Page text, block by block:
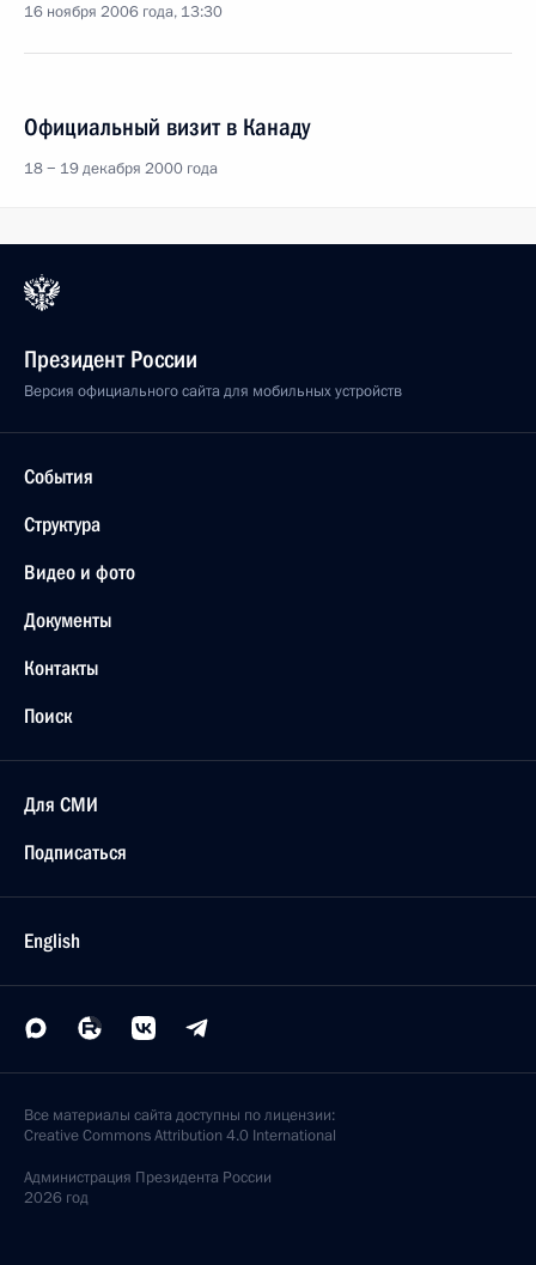
16 ноября 2006 года, 13:30
Официальный визит в Канаду
18 − 19 декабря 2000 года
Президент России
Версия официального сайта для мобильных устройств
События
Структура
Видео и фото
Документы
Контакты
Поиск
Для СМИ
Подписаться
English
Все материалы сайта доступны по лицензии:
Creative Commons Attribution 4.0 International
Администрация Президента России
2026 год